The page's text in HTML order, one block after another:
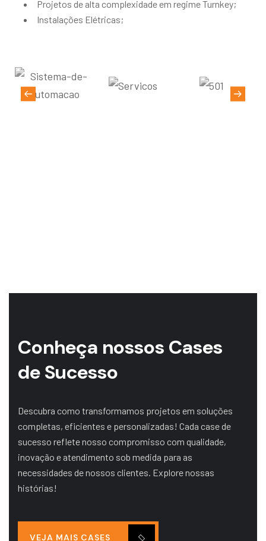
Projetos de alta complexidade em regime Turnkey;
Instalações Elétricas;
Conheça nossos Cases
de Sucesso
Descubra como transformamos projetos em soluções
completas, eficientes e personalizadas! Cada case de
sucesso reflete nosso compromisso com qualidade,
inovação e atendimento sob medida para as
necessidades de nossos clientes. Explore nossas
histórias!
VEJA MAIS CASES